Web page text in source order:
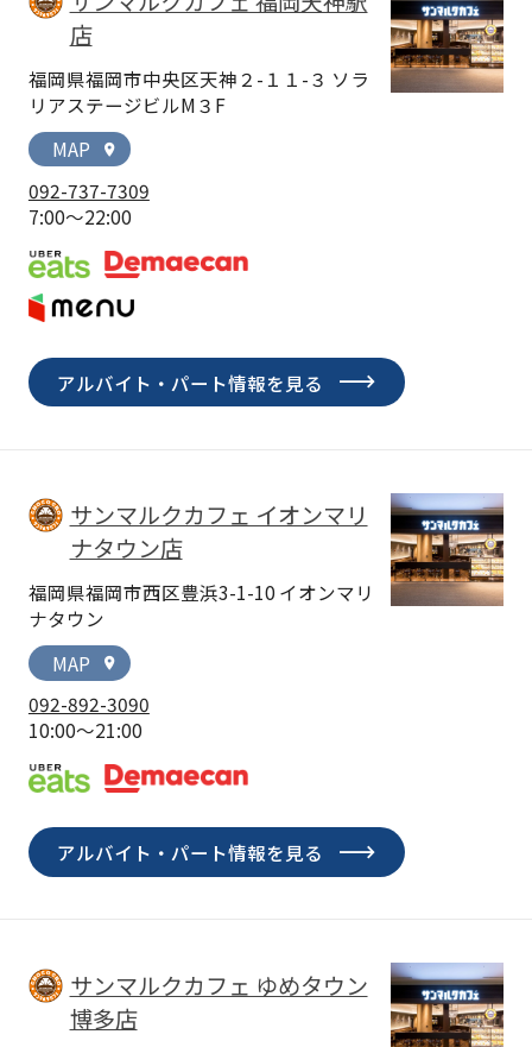
店
福岡県福岡市中央区天神２-１１-３ ソラ
リアステージビルM３F
MAP
location_on
092-737-7309
7:00～22:00
アルバイト・パート情報を見る
サンマルクカフェ イオンマリ
ナタウン店
福岡県福岡市西区豊浜3-1-10 イオンマリ
ナタウン
MAP
location_on
092-892-3090
10:00～21:00
アルバイト・パート情報を見る
サンマルクカフェ ゆめタウン
博多店